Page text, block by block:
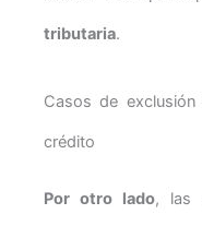
tributaria.
Casos de
crédito
Por otro lado, las